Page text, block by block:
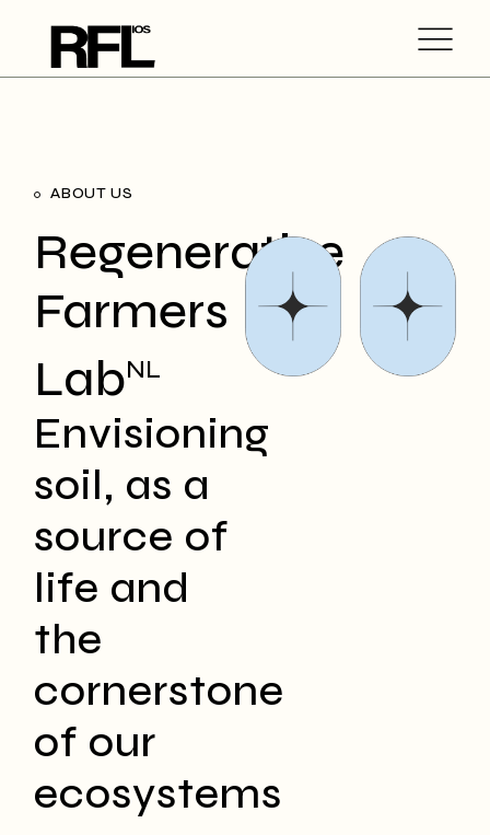
ABOUT US
Regenerative
Farmers
LabNL
Envisioning
soil, as a
source of
life and
the
cornerstone
of our
ecosystems